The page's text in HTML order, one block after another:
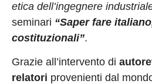
etica dell’ingegnere
seminari “Saper fare
costituzionali”.
Grazie all’intervento di
relatori provenienti dal